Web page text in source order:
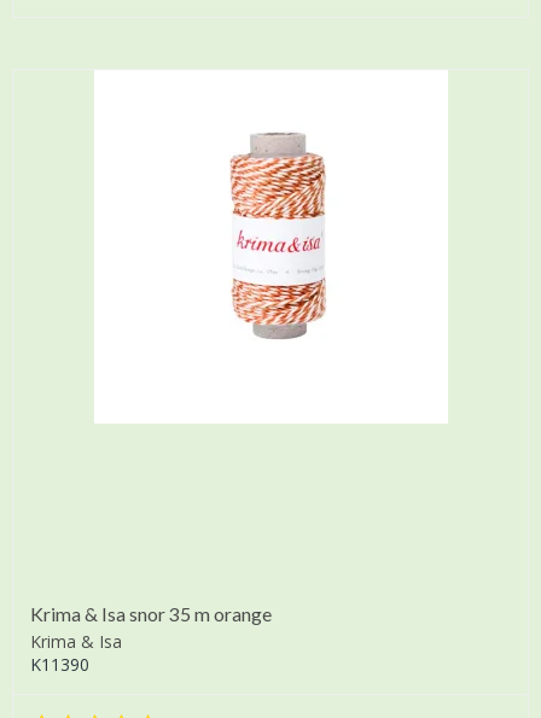
Krima & Isa snor 35 m orange
Krima & Isa
K11390